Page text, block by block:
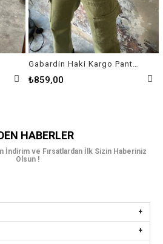
₺859,00
HABERLER
İndirim ve Fırsatlardan İlk Sizin Haberiniz
Olsun !